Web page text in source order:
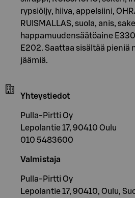
rypsiöljy, hiiva, appelsiini,
RUISMALLAS, suola, anis,
happamuudensäätöaine
E202. Saattaa sisältää pieniä
jäämiä.
Yhteystiedot
Pulla-Pirtti Oy
Lepolantie 17, 90410 Oulu
010 5483600
Valmistaja
Pulla-Pirtti Oy
Lepolantie 17, 90410, Oulu,